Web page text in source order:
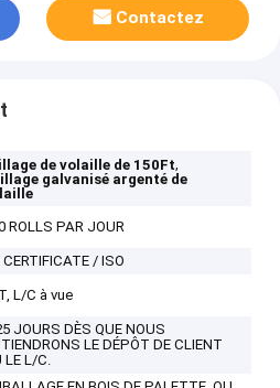
Contactez
de volaille de 150Ft,
galvanisé argenté de
ROLLS PAR JOUR
CERTIFICATE / ISO
L/C à vue
JOURS DÈS QUE NOUS
LE DÉPÔT DE CLIENT
LE L/C.